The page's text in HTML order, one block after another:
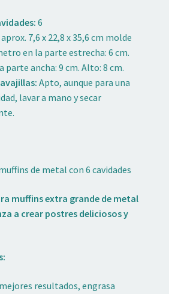
6
aprox. 7,6 x 22,8 x 35,6 cm molde
en la parte estrecha: 6 cm.
parte ancha: 9 cm. Alto: 8 cm.
Apto, aunque para una
lavar a mano y secar
de metal con 6 cavidades
muffins extra grande de metal
a crear postres deliciosos y
resultados, engrasa